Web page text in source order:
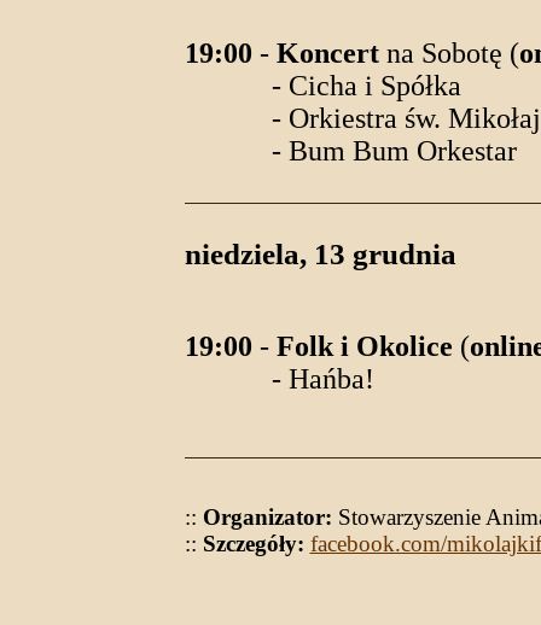
19:00 - Koncertna Sobotę (
- Cicha i Spółka
- Orkiestra św.
- Bum Bum Orkestar
niedziela, 13 grudnia
19:00 - Folk i Okolice (
- Hańba!
:: Organizator: Stowarzyszenie
:: Szczegóły: facebook.com/